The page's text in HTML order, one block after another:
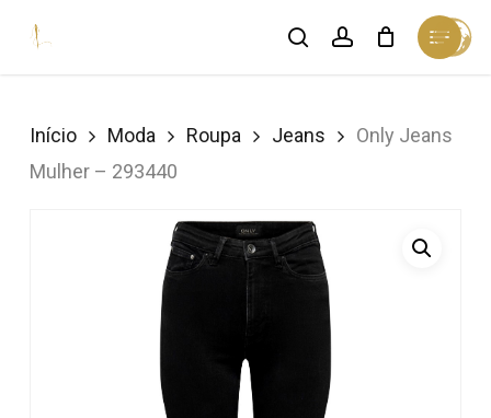
searchaccount
Menu
Close
Cart
Início Moda Roupa Jeans
Only Jeans
Mulher – 293440